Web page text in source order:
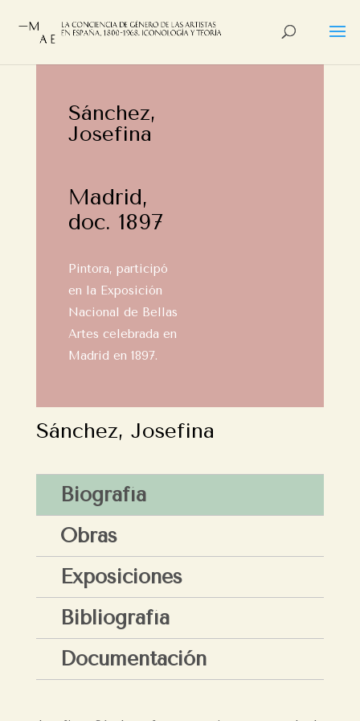
Sánchez,
Josefina
Madrid,
doc. 1897
Pintora, participó
en la Exposición
Nacional de Bellas
Artes celebrada en
Madrid en 1897.
Sánchez, Josefina
Biografía
Obras
Exposiciones
Bibliografía
Documentación